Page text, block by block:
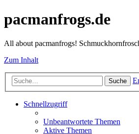
pacmanfrogs.de
All about pacmanfrogs!
Zum Inhalt
Suche
Schnellzugriff
Unbeantwortete Themen
Aktive Themen